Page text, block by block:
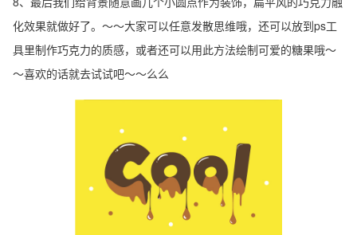
化效果就做好了。～～大家可以任意发散思维哦，还可以放到ps工
具里制作巧克力的质感，或者还可以用此方法绘制可爱的糖果哦～
～喜欢的话就去试试吧～～么么